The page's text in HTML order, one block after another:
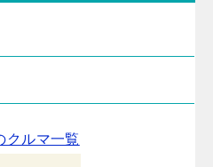
クルマ一覧